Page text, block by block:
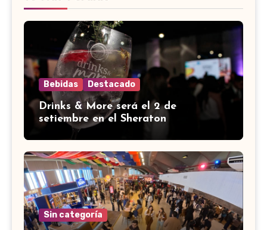
Bebidas Destacado
Drinks & More será el 2 de
setiembre en el Sheraton
Sin categoría